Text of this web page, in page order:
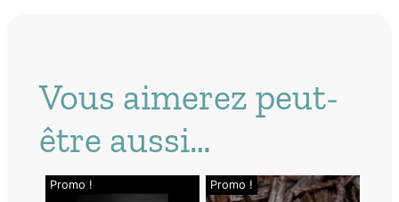
Vous aimerez peut-
être aussi…
Promo ! Promo !